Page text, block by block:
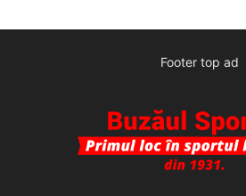
Footer top ad